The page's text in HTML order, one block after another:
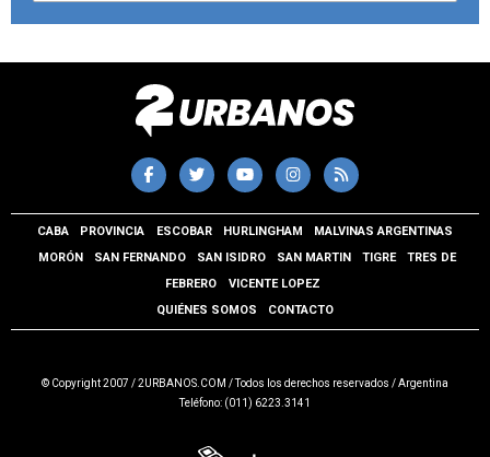
CABA PROVINCIA ESCOBAR HURLINGHAM
MALVINAS ARGENTINAS
MORÓN
SAN FERNANDO SAN ISIDRO SAN MARTIN TIGRE
TRES DE
FEBRERO
VICENTE LOPEZ
QUIÉNES SOMOS
CONTACTO
© Copyright 2007 / 2URBANOS.COM / Todos los derechos reservados / Argentina
Teléfono: (011) 6223.3141